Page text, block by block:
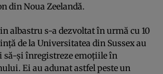
din Noua Zeelandă.
albastru s-a dezvoltat în urmă cu 10
de la Universitatea din Sussex au
să-și înregistreze emoțiile în
Ei au adunat astfel peste un